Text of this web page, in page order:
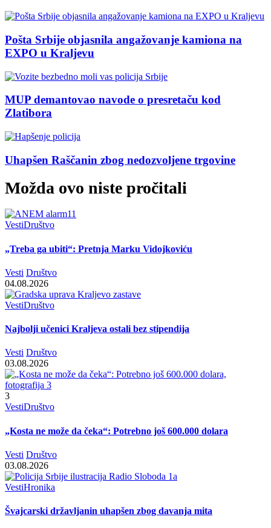
Pošta Srbije objasnila angažovanje kamiona na
EXPO u Kraljevu
MUP demantovao navode o presretaču kod
Zlatibora
Uhapšen Raščanin zbog nedozvoljene trgovine
Možda ovo niste pročitali
VestiDruštvo
„Treba ga ubiti“: Pretnja Marku Vidojkoviću
Vesti Društvo
04.08.2026
VestiDruštvo
Najbolji učenici Kraljeva ostali bez stipendija
Vesti Društvo
03.08.2026
3
VestiDruštvo
„Kosta ne može da čeka“: Potrebno još 600.000 dolara
Vesti Društvo
03.08.2026
VestiHronika
Švajcarski državljanin uhapšen zbog davanja mita